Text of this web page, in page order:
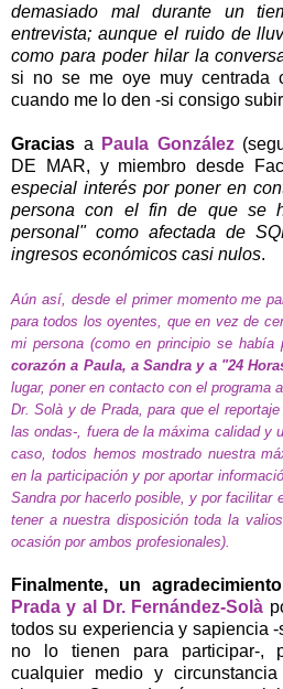
demasiado mal durante un
entrevista; aunque el ruido de
como para poder hilar la
si no se me oye muy centrada
cuando me lo den -si consigo
Gracias a Paula González
DE MAR, y miembro desde
especial interés por poner en
persona con el fin de que se
personal" como afectada de
ingresos económicos casi nulos.
Aún así, desde el primer momento me
para todos los oyentes, que en vez de
mi persona (como en principio se
corazón a Paula, a Sandra y a "24
lugar, poner en contacto con el programa
Dr. Solà y de Prada, para que el
las ondas-, fuera de la máxima calidad y
caso, todos hemos mostrado nuestra
en la participación y por aportar
Sandra por hacerlo posible, y por facilitar
tener a nuestra disposición toda la
ocasión por ambos profesionales).
Finalmente, un
Prada y al Dr. Fernández-Solà
todos su experiencia y sapiencia
no lo tienen para participar-,
cualquier medio y